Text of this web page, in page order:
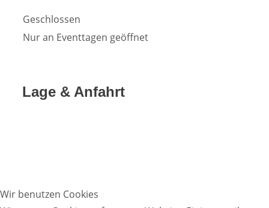
Geschlossen
Nur an Eventtagen geöffnet
Lage & Anfahrt
Wir benutzen Cookies